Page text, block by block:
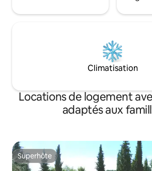
Climatisation
Locations de logement
adaptés aux
Superhôte
Superhôte